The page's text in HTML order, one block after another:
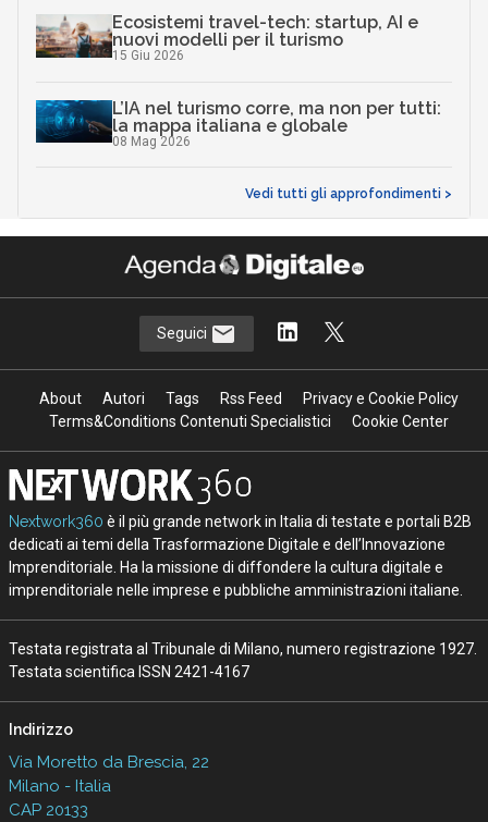
Ecosistemi travel-tech: startup, AI e
nuovi modelli per il turismo
15 Giu 2026
L’IA nel turismo corre, ma non per tutti:
la mappa italiana e globale
08 Mag 2026
Vedi tutti gli approfondimenti >
Seguici
About Autori Tags Rss Feed
Privacy e Cookie Policy
Terms&Conditions Contenuti Specialistici
Cookie Center
Nextwork360 è il più grande network in Italia di testate e portali B2B
dedicati ai temi della Trasformazione Digitale e dell’Innovazione
Imprenditoriale. Ha la missione di diffondere la cultura digitale e
imprenditoriale nelle imprese e pubbliche amministrazioni italiane.
Testata registrata al Tribunale di Milano, numero registrazione 1927.
Testata scientifica ISSN 2421-4167
Indirizzo
Via Moretto da Brescia, 22
Milano - Italia
CAP 20133